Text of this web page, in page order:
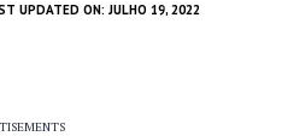
UPDATED ON: JULHO 19, 2022